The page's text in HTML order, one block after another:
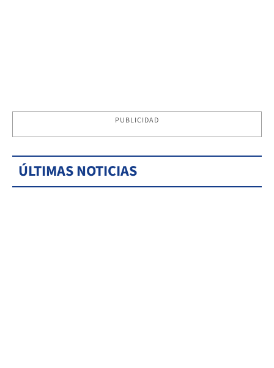
PUBLICIDAD
ÚLTIMAS NOTICIAS